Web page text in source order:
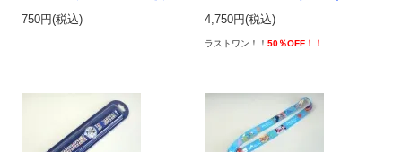
750円(税込)
4,750円(税込)
ラストワン！！50％OFF！！